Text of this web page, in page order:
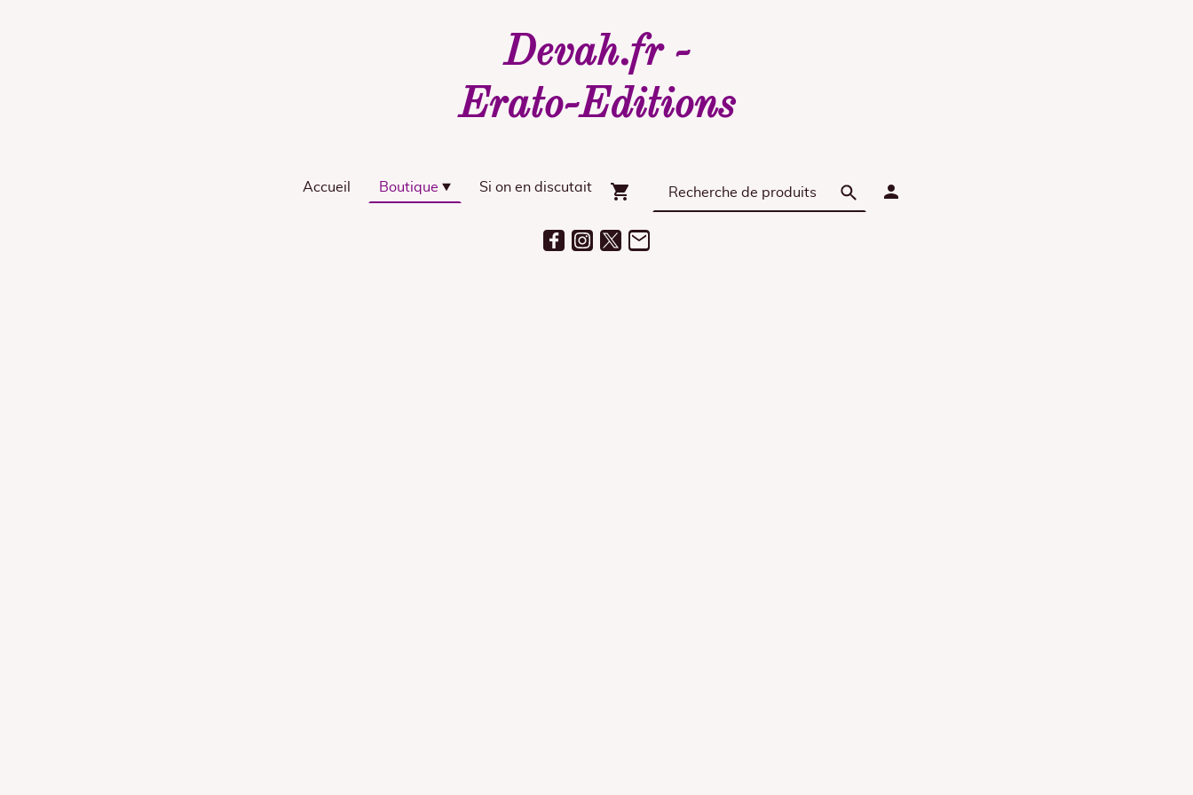
Devah.fr -
Erato-Editions
Accueil Boutique Si on en discutait